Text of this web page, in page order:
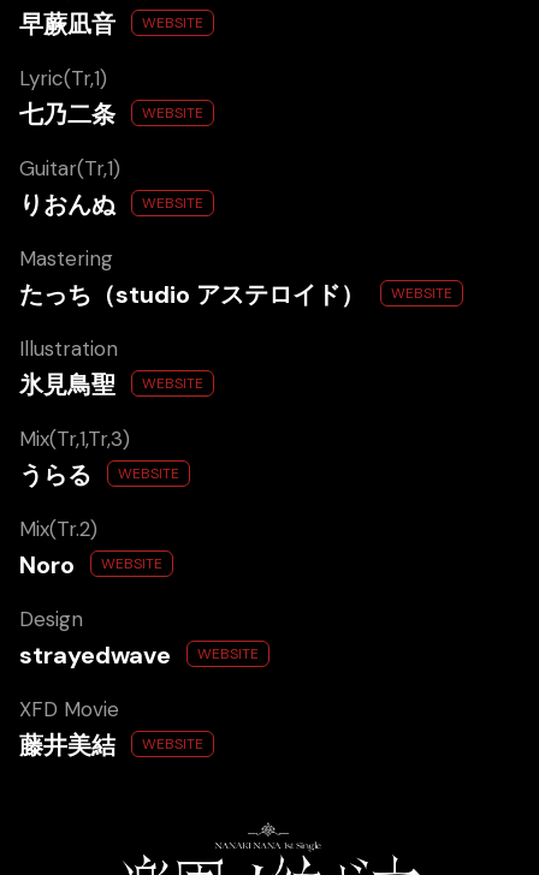
早蕨凪音 WEBSITE
Lyric(Tr,1)
七乃二条 WEBSITE
Guitar(Tr,1)
りおんぬ WEBSITE
Mastering
たっち（studio アステロイド） WEBSITE
Illustration
氷見鳥聖 WEBSITE
Mix(Tr,1,Tr,3)
うらる WEBSITE
Mix(Tr.2)
Noro WEBSITE
Design
strayedwave WEBSITE
XFD Movie
藤井美結 WEBSITE